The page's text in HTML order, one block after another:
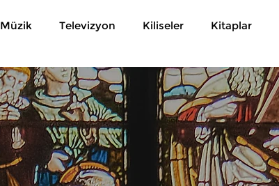
Müzik Televizyon Kiliseler Kitaplar